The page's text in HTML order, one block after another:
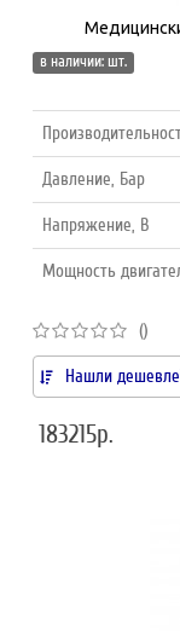
в наличии: шт.
Давление, Бар
Напряжение, В
Мощность
()
Нашли
183215р.